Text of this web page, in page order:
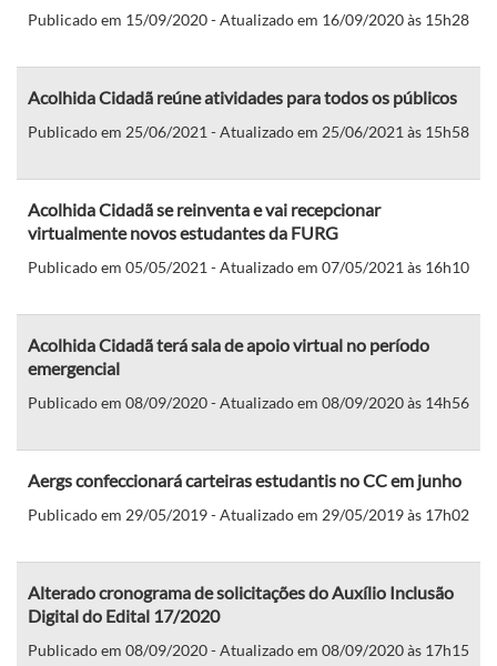
Publicado em 15/09/2020 - Atualizado em 16/09/2020 às 15h28
Acolhida Cidadã reúne atividades para todos os públicos
Publicado em 25/06/2021 - Atualizado em 25/06/2021 às 15h58
Acolhida Cidadã se reinventa e vai recepcionar
virtualmente novos estudantes da FURG
Publicado em 05/05/2021 - Atualizado em 07/05/2021 às 16h10
Acolhida Cidadã terá sala de apoio virtual no período
emergencial
Publicado em 08/09/2020 - Atualizado em 08/09/2020 às 14h56
Aergs confeccionará carteiras estudantis no CC em junho
Publicado em 29/05/2019 - Atualizado em 29/05/2019 às 17h02
Alterado cronograma de solicitações do Auxílio Inclusão
Digital do Edital 17/2020
Publicado em 08/09/2020 - Atualizado em 08/09/2020 às 17h15